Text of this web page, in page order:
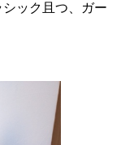
ック且つ、ガー